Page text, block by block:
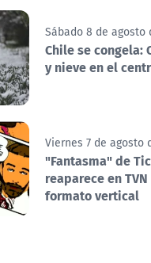
Sábado 8 de agosto
Chile se congela:
y nieve en el
Viernes 7 de agosto
"Fantasma" de
reaparece en
formato vertical